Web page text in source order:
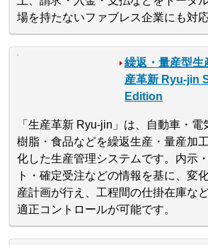
場を持たないファブレス企業にも対
繰返・量産型生
産革新 Ryu-jin
Edition
「生産革新 Ryu-jin」は、自動車・電
樹脂・食品などを繰返生産・量産加
化した生産管理システムです。内示
ト・確定受注などの情報を基に、変
産計画が行え、工程間の仕掛在庫な
適正コントロールが可能です。